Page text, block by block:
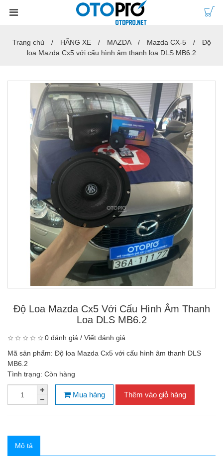
Trang chủ HÃNG XE MAZDA Mazda CX-5
Độ
loa Mazda Cx5 với cấu hình âm thanh loa DLS MB6.2
Độ Loa Mazda Cx5 Với Cấu Hình Âm Thanh
Loa DLS MB6.2
0 đánh giá / Viết đánh giá
Mã sản phẩm: Độ loa Mazda Cx5 với cấu hình âm thanh DLS
MB6.2
Tình trạng: Còn hàng
Mua hàng Thêm vào giỏ hàng
Mô tả